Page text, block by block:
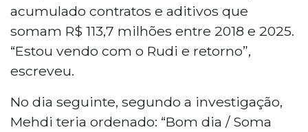
acumulado contratos e aditivos que
somam R$ 113,7 milhões entre 2018 e 2025.
“Estou vendo com o Rudi e retorno”,
escreveu.
No dia seguinte, segundo a investigação,
Mehdi teria ordenado: “Bom dia / Soma